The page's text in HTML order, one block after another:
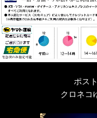
ポス
クロネコ